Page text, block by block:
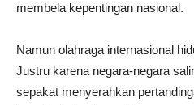
membela kepentingan nasional.
Namun olahraga internasional
Justru karena negara-negara
sepakat menyerahkan